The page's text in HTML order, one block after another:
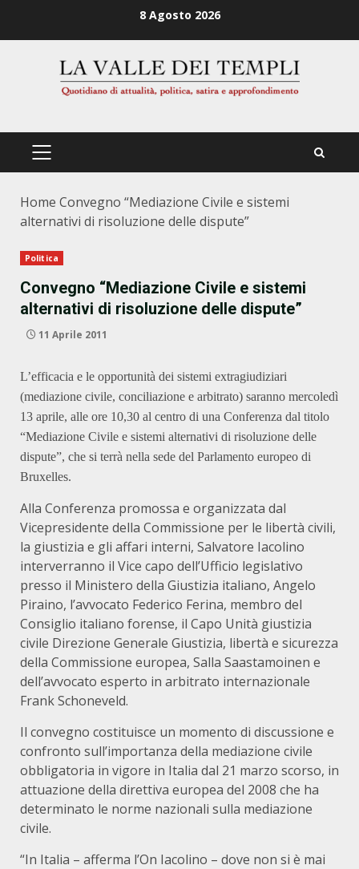
8 Agosto 2026
PRIMÄRES
Home Convegno “Mediazione Civile e sistemi
alternativi di risoluzione delle dispute”
Politica
Convegno “Mediazione Civile e sistemi
alternativi di risoluzione delle dispute”
11 Aprile 2011
L’efficacia e le opportunità dei sistemi extragiudiziari
(mediazione civile, conciliazione e arbitrato) saranno mercoledì
13 aprile, alle ore 10,30 al centro di una Conferenza dal titolo
“Mediazione Civile e sistemi alternativi di risoluzione delle
dispute”, che si terrà nella sede del Parlamento europeo di
Bruxelles.
Alla Conferenza promossa e organizzata dal
Vicepresidente della Commissione per le libertà civili,
la giustizia e gli affari interni, Salvatore Iacolino
interverranno il Vice capo dell’Ufficio legislativo
presso il Ministero della Giustizia italiano, Angelo
Piraino, l’avvocato Federico Ferina, membro del
Consiglio italiano forense, il Capo Unità giustizia
civile Direzione Generale Giustizia, libertà e sicurezza
della Commissione europea, Salla Saastamoinen e
dell’avvocato esperto in arbitrato internazionale
Frank Schoneveld.
Il convegno costituisce un momento di discussione e
confronto sull’importanza della mediazione civile
obbligatoria in vigore in Italia dal 21 marzo scorso, in
attuazione della direttiva europea del 2008 che ha
determinato le norme nazionali sulla mediazione
civile.
“In Italia – afferma l’On Iacolino – dove non si è mai